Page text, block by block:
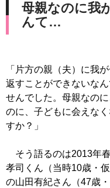
母親なのに我
んて…
「片方の親（夫）に我
返すことができないな
せんでした。母親なの
のに、子どもに会えな
すか？」
そう語るのは2013年
孝司くん（当時10歳・
の山田有紀さん（47歳